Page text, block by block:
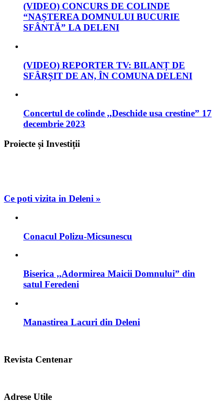
(VIDEO) CONCURS DE COLINDE
“NAȘTEREA DOMNULUI BUCURIE
SFÂNTĂ” LA DELENI
(VIDEO) REPORTER TV: BILANȚ DE
SFÂRȘIT DE AN, ÎN COMUNA DELENI
Concertul de colinde ,,Deschide usa crestine” 17
decembrie 2023
Proiecte și Investiții
Ce poti vizita in Deleni »
Conacul Polizu-Micsunescu
Biserica ,,Adormirea Maicii Domnului” din
satul Feredeni
Manastirea Lacuri din Deleni
Revista Centenar
Adrese Utile